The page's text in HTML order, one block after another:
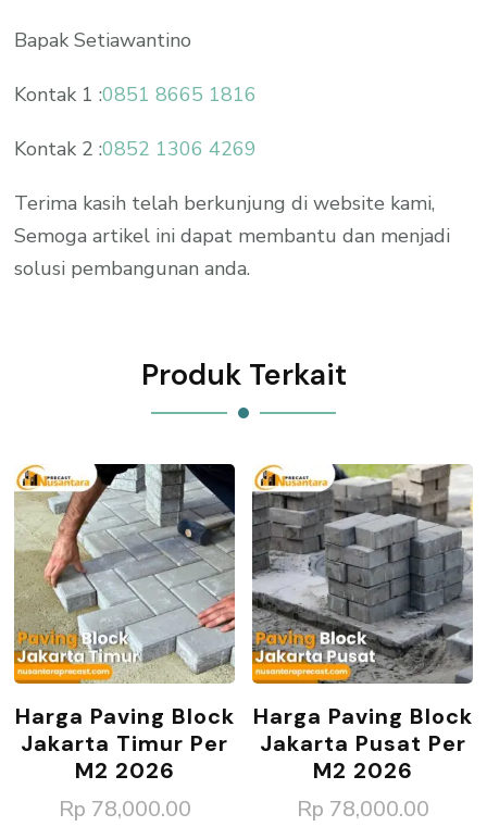
Bapak Setiawantino
Kontak 1 :0851 8665 1816
Kontak 2 :0852 1306 4269
Terima kasih telah berkunjung di website kami,
Semoga artikel ini dapat membantu dan menjadi
solusi pembangunan anda.
Produk Terkait
Harga Paving Block
Jakarta Timur Per
M2 2026
Rp 78,000.00
Harga Paving Block
Jakarta Pusat Per
M2 2026
Rp 78,000.00